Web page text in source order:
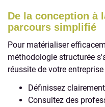
De la conception à
parcours simplifié
Pour matérialiser
méthodologie structurée
réussite de votre
Définissez
Consultez des